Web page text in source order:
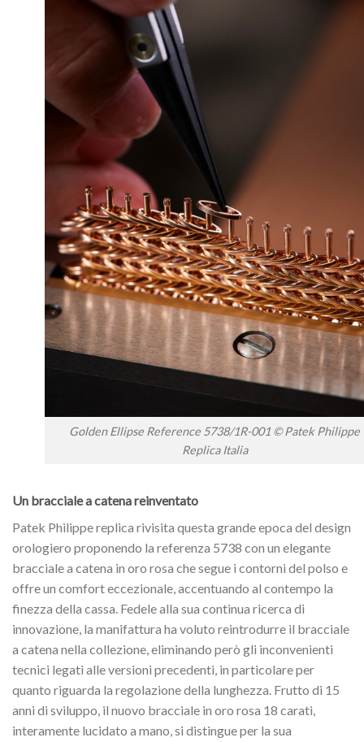
Golden Ellipse Reference 5738/1R-001 © Patek Philippe
Replica Italia
Un bracciale a catena reinventato
Patek Philippe replica rivisita questa grande epoca del design
orologiero proponendo la referenza 5738 con un elegante
bracciale a catena in oro rosa che segue i contorni del polso e
offre un comfort eccezionale, accentuando al contempo la
finezza della cassa. Fedele alla sua continua ricerca di
innovazione, la manifattura ha voluto reintrodurre il bracciale
a catena nella collezione, eliminando però gli inconvenienti
tecnici legati alle versioni precedenti, in particolare per
quanto riguarda la regolazione della lunghezza. Frutto di 15
anni di sviluppo, il nuovo bracciale in oro rosa 18 carati,
interamente lucidato a mano, si distingue per la sua